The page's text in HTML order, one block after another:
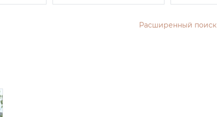
Расширенный поиск